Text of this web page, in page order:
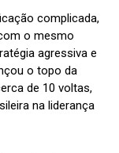
complicada,
o mesmo
agressiva e
o topo da
de 10 voltas,
na liderança